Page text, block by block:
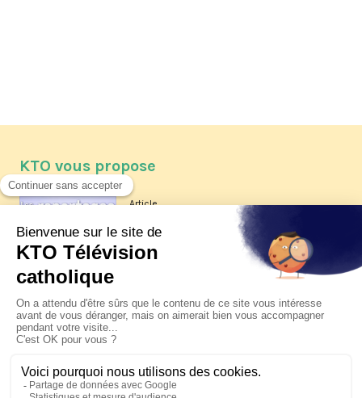
KTO vous propose
Article
Les reportages d'été 2026 de KTO
La visite pastorale du pape Léon
XIV à Assise à suivre sur KTO le
jeudi 6 août
Le pape en Uruguay, Argentine et
Pérou du 6 au 17 novembre 2026